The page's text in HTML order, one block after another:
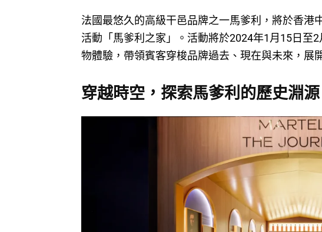
法國最悠久的高級干邑品牌之一馬爹利，將於香港
活動「馬爹利之家」。活動將於2024年1月15日至
物體驗，帶領賓客穿梭品牌過去、現在與未來，展
穿越時空，探索馬爹利的歷史淵源